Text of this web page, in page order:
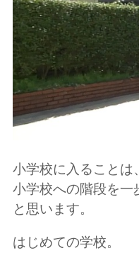
小学校に入ることは
小学校への階段を一
と思います。
はじめての学校。